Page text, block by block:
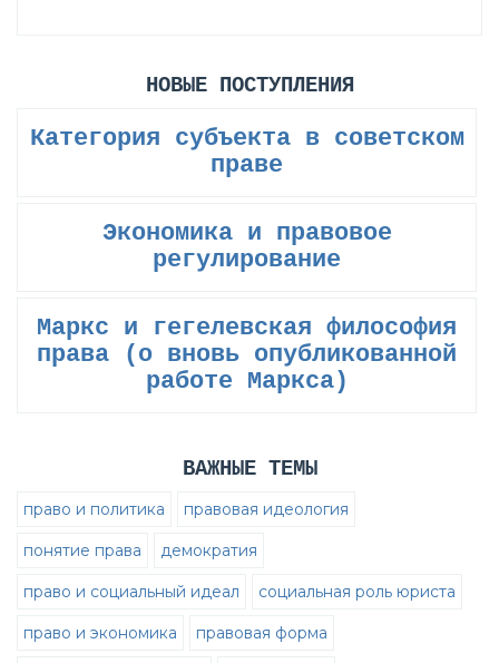
НОВЫЕ ПОСТУПЛЕНИЯ
Категория субъекта в советском
праве
Экономика и правовое
регулирование
Маркс и гегелевская философия
права (о вновь опубликованной
работе Маркса)
ВАЖНЫЕ ТЕМЫ
право и политика правовая идеология
понятие права демократия
право и социальный идеал социальная роль юриста
право и экономика правовая форма